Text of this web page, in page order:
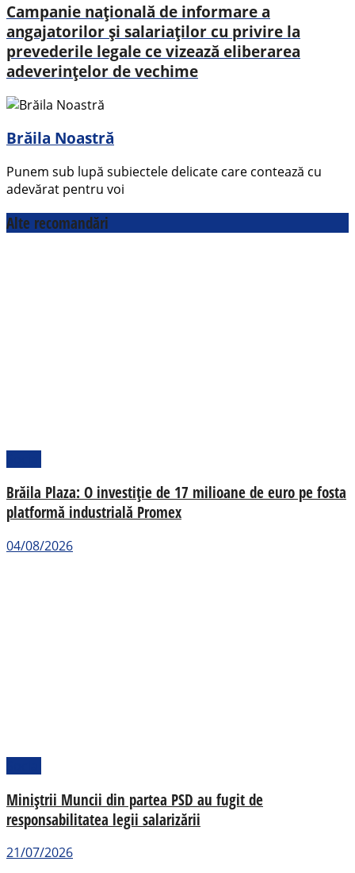
Campanie naţională de informare a
angajatorilor şi salariaţilor cu privire la
prevederile legale ce vizează eliberarea
adeverinţelor de vechime
Brăila Noastră
Punem sub lupă subiectele delicate care contează cu
adevărat pentru voi
Alte recomandări
Brăila Plaza: O investiție de 17 milioane de euro pe fosta
platformă industrială Promex
04/08/2026
Miniștrii Muncii din partea PSD au fugit de
responsabilitatea legii salarizării
21/07/2026